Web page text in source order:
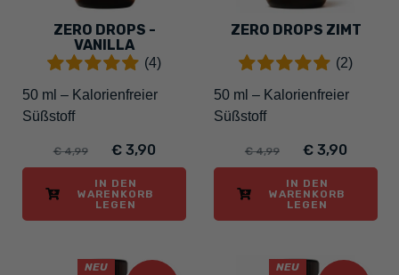
ZERO DROPS -
VANILLA
(4)
50 ml – Kalorienfreier
Süßstoff
€ 4,99 € 3,90
IN DEN
WARENKORB
LEGEN
ZERO DROPS ZIMT
(2)
50 ml – Kalorienfreier
Süßstoff
€ 4,99 € 3,90
IN DEN
WARENKORB
LEGEN
NEU NEU